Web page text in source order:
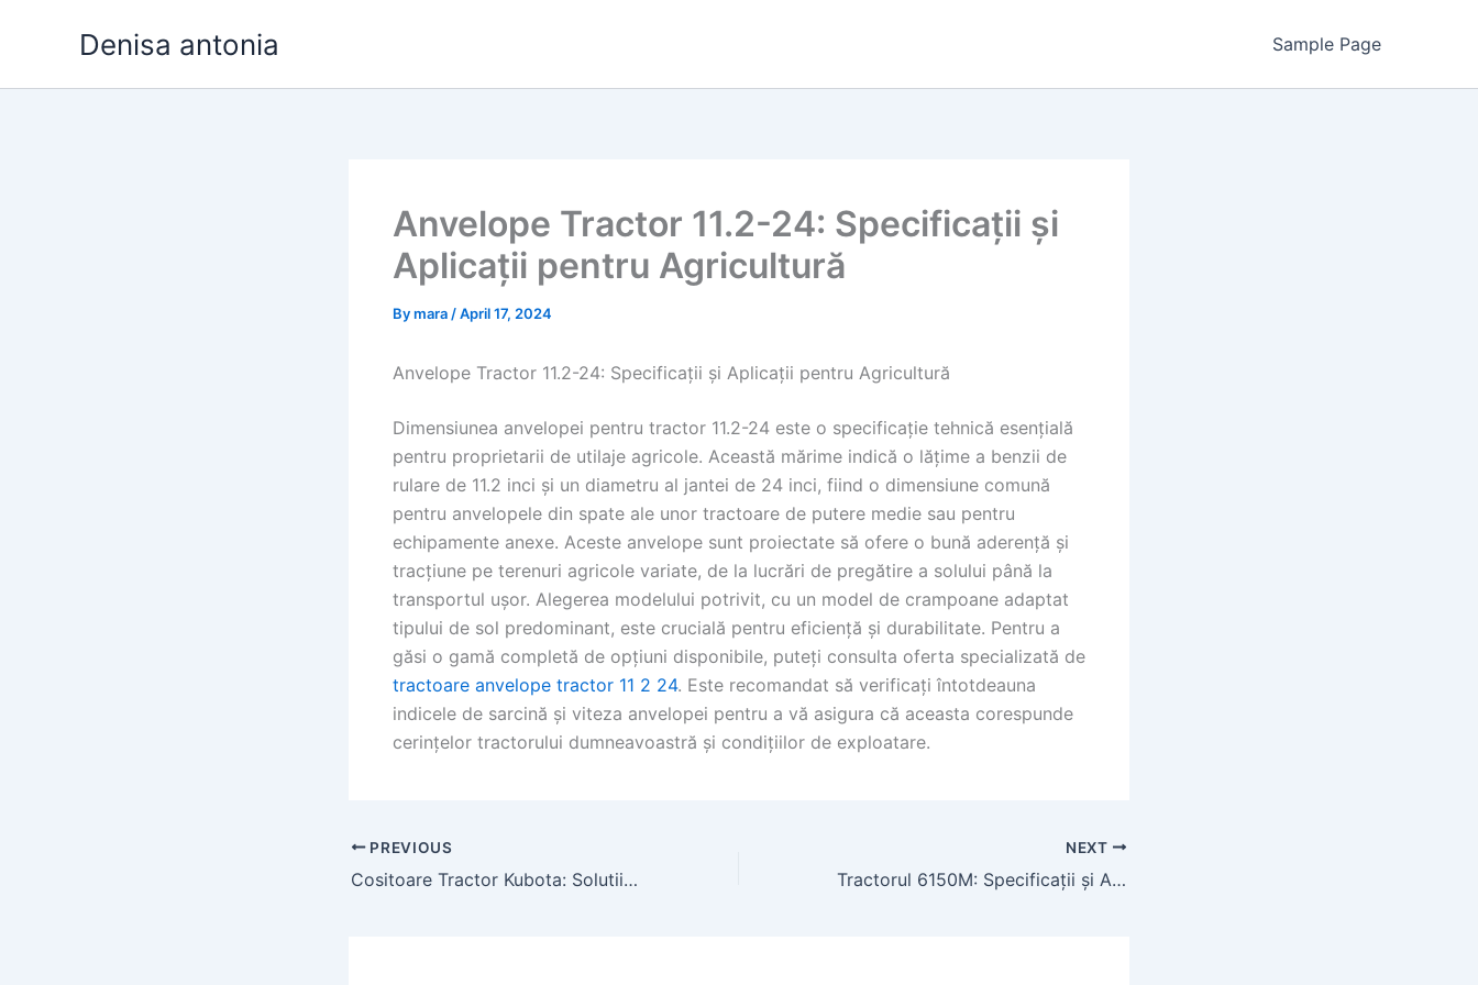
Denisa antonia Sample Page
Anvelope Tractor 11.2-24: Specificații și
Aplicații pentru Agricultură
Bymara /April 17, 2024
Anvelope Tractor 11.2-24: Specificații și Aplicații pentru Agricultură
Dimensiunea anvelopei pentru tractor 11.2-24 este o specificație tehnică esențială
pentru proprietarii de utilaje agricole. Această mărime indică o lățime a benzii de
rulare de 11.2 inci și un diametru al jantei de 24 inci, fiind o dimensiune comună
pentru anvelopele din spate ale unor tractoare de putere medie sau pentru
echipamente anexe. Aceste anvelope sunt proiectate să ofere o bună aderență și
tracțiune pe terenuri agricole variate, de la lucrări de pregătire a solului până la
transportul ușor. Alegerea modelului potrivit, cu un model de crampoane adaptat
tipului de sol predominant, este crucială pentru eficiență și durabilitate. Pentru a
găsi o gamă completă de opțiuni disponibile, puteți consulta oferta specializată de
tractoare anvelope tractor 11 2 24. Este recomandat să verificați întotdeauna
indicele de sarcină și viteza anvelopei pentru a vă asigura că aceasta corespunde
cerințelor tractorului dumneavoastră și condițiilor de exploatare.
PREVIOUS
Cositoare Tractor Kubota: Solutii Profesionale pentru Intretinerea Terenurilor
NEXT
Tractorul 6150M: Specificații și Aplicații în Agricultura Românească